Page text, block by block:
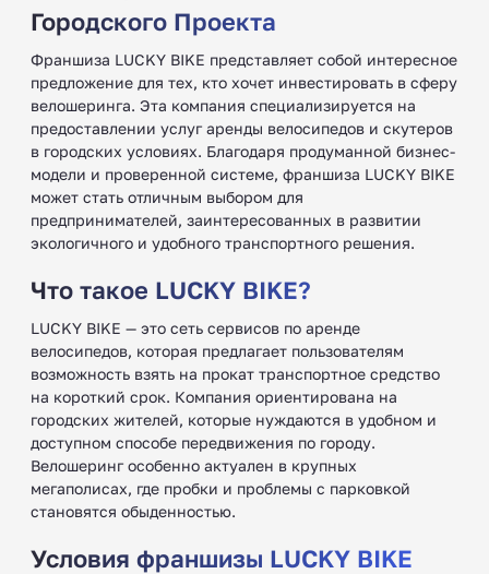
Городского Проекта ‍
Франшиза LUCKY BIKE представляет собой интересное
предложение для тех, кто хочет инвестировать в сферу
велошеринга. Эта компания специализируется на
предоставлении услуг аренды велосипедов и скутеров
в городских условиях. Благодаря продуманной бизнес-
модели и проверенной системе, франшиза LUCKY BIKE
может стать отличным выбором для
предпринимателей, заинтересованных в развитии
экологичного и удобного транспортного решения.
Что такое LUCKY BIKE?
LUCKY BIKE — это сеть сервисов по аренде
велосипедов, которая предлагает пользователям
возможность взять на прокат транспортное средство
на короткий срок. Компания ориентирована на
городских жителей, которые нуждаются в удобном и
доступном способе передвижения по городу.
Велошеринг особенно актуален в крупных
мегаполисах, где пробки и проблемы с парковкой
становятся обыденностью.
Условия франшизы LUCKY BIKE